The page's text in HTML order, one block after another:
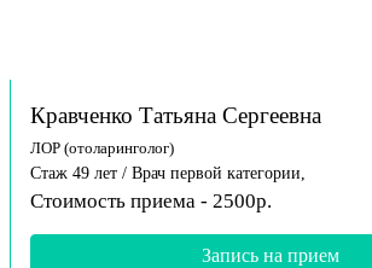
Кравченко Татьяна Сергеевна
ЛОР (отоларинголог)
Стаж 49 лет / Врач первой категории,
Стоимость приема - 2500р.
Запись на прием